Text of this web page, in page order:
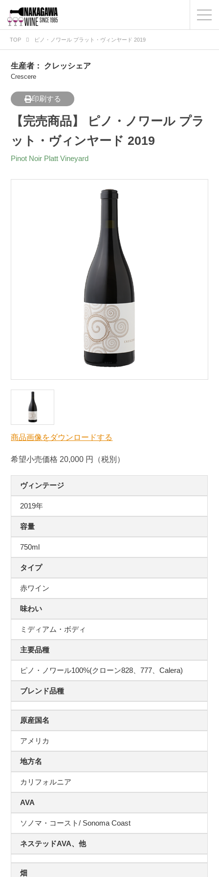
TOP ピノ・ノワール プラット・ヴィンヤード 2019
生産者： クレッシェア
Crescere
印刷する
【完売商品】 ピノ・ノワール プラ
ット・ヴィンヤード 2019
Pinot Noir Platt Vineyard
商品画像をダウンロードする
希望小売価格 20,000 円（税別）
ヴィンテージ
2019年
容量
750ml
タイプ
赤ワイン
味わい
ミディアム・ボディ
主要品種
ピノ・ノワール100%(クローン828、777、Calera)
ブレンド品種
原産国名
アメリカ
地方名
カリフォルニア
AVA
ソノマ・コースト/ Sonoma Coast
ネステッドAVA、他
畑